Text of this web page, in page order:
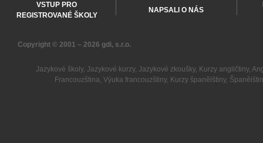
VSTUP PRO
REGISTROVANÉ ŠKOLY
NAPSALI O NÁS
Copyright © 2001 – 2026 gdi, s.r.o.
Jazykové školy, Jazykové kurzy, Jazykové zkoušky, Kurzy angličtiny,
Francouzština,Výuka francouzštiny, Kurzy španělštiny,